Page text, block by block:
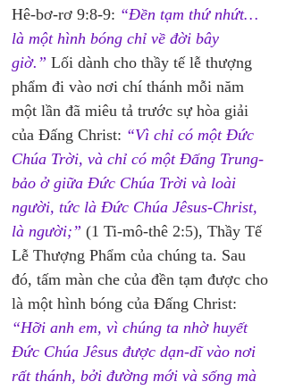
Hê-bơ-rơ 9:8-9: “Đền tạm thứ nhứt…
là một hình bóng chỉ về đời bây
giờ.” Lối dành cho thầy tế lễ thượng
phẩm đi vào nơi chí thánh mỗi năm
một lần đã miêu tả trước sự hòa giải
của Đấng Christ: “Vì chỉ có một Đức
Chúa Trời, và chỉ có một Đấng Trung-
bảo ở giữa Đức Chúa Trời và loài
người, tức là Đức Chúa Jêsus-Christ,
là người;” (1 Ti-mô-thê 2:5), Thầy Tế
Lễ Thượng Phẩm của chúng ta. Sau
đó, tấm màn che của đền tạm được cho
là một hình bóng của Đấng Christ:
“Hỡi anh em, vì chúng ta nhờ huyết
Đức Chúa Jêsus được dạn-dĩ vào nơi
rất thánh, bởi đường mới và sống mà